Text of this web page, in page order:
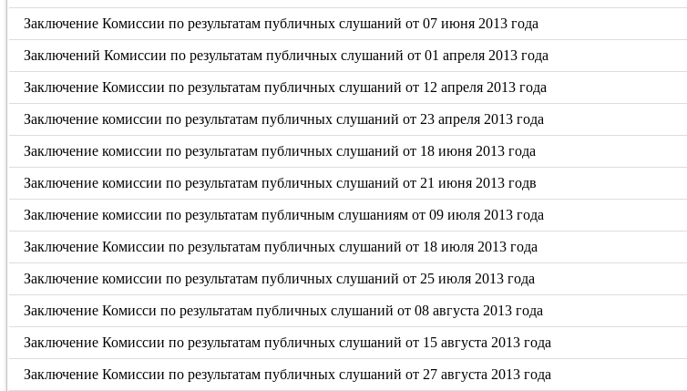
Заключение Комиссии по результатам публичных слушаний от 07 июня 2013 года
Заключений Комиссии по результатам публичных слушаний от 01 апреля 2013 года
Заключение Комиссии по результатам публичных слушаний от 12 апреля 2013 года
Заключение комиссии по результатам публичных слушаний от 23 апреля 2013 года
Заключение комиссии по результатам публичных слушаний от 18 июня 2013 года
Заключение комиссии по результатам публичных слушаний от 21 июня 2013 годв
Заключение комиссии по результатам публичным слушаниям от 09 июля 2013 года
Заключение Комиссии по результатам публичных слушаний от 18 июля 2013 года
Заключение комиссии по результатам публичных слушаний от 25 июля 2013 года
Заключение Комисси по результатам публичных слушаний от 08 августа 2013 года
Заключение Комиссии по результатам публичных слушаний от 15 августа 2013 года
Заключение Комиссии по результатам публичных слушаний от 27 августа 2013 года